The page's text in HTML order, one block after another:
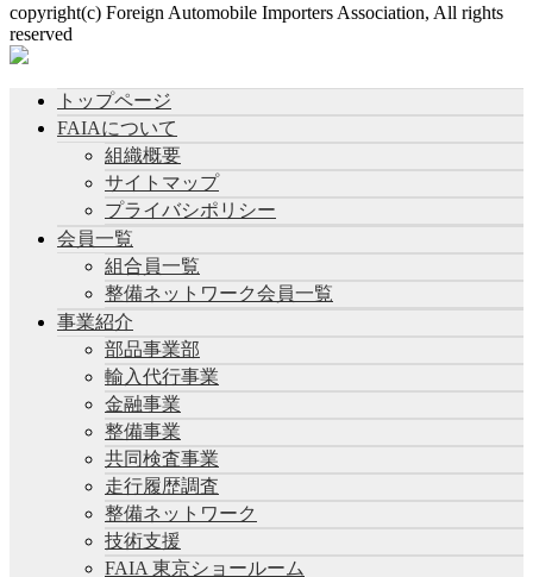
copyright(c) Foreign Automobile Importers Association, All rights
reserved
トップページ
FAIAについて
組織概要
サイトマップ
プライバシポリシー
会員一覧
組合員一覧
整備ネットワーク会員一覧
事業紹介
部品事業部
輸入代行事業
金融事業
整備事業
共同検査事業
走行履歴調査
整備ネットワーク
技術支援
FAIA 東京ショールーム